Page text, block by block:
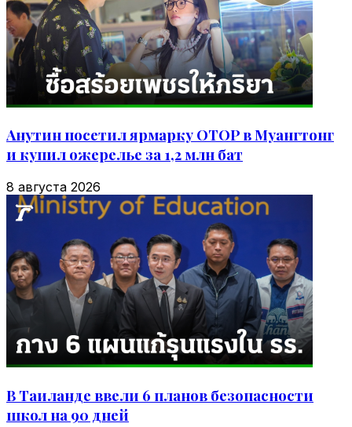
Анутин посетил ярмарку OTOP в Муангтонг
и купил ожерелье за 1,2 млн бат
8 августа 2026
В Таиланде ввели 6 планов безопасности
школ на 90 дней